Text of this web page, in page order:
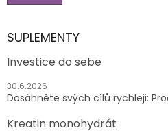
SUPLEMENTY
Investice do sebe
30.6.2026
Dosáhněte svých cílů rychleji:
Kreatin monohydrát